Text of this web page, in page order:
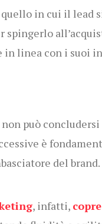
in cui il lead
in linea con i suoi
può concludersi
è
del brand.
, infatti,